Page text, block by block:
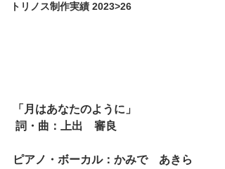
トリノス制作実績 2023>26
「 月はあなたのように 」
詞・曲：上出　審良
ピアノ・ボーカル：かみで　あきら